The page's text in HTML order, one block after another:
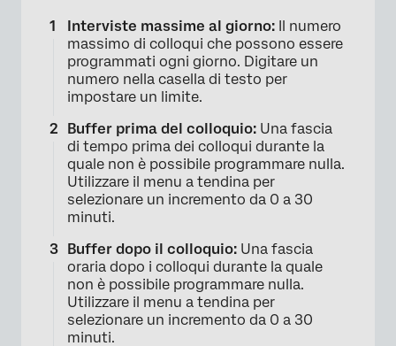
×
Interviste massime al giorno: Il numero
massimo di colloqui che possono essere
programmati ogni giorno. Digitare un
numero nella casella di testo per
impostare un limite.
Buffer prima del colloquio: Una fascia
di tempo prima dei colloqui durante la
quale non è possibile programmare nulla.
Utilizzare il menu a tendina per
selezionare un incremento da 0 a 30
minuti.
Buffer dopo il colloquio: Una fascia
oraria dopo i colloqui durante la quale
non è possibile programmare nulla.
Utilizzare il menu a tendina per
selezionare un incremento da 0 a 30
minuti.